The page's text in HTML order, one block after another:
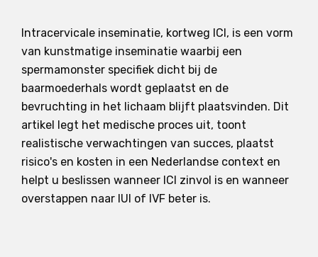
Intracervicale inseminatie, kortweg ICI, is een vorm
van kunstmatige inseminatie waarbij een
spermamonster specifiek dicht bij de
baarmoederhals wordt geplaatst en de
bevruchting in het lichaam blijft plaatsvinden. Dit
artikel legt het medische proces uit, toont
realistische verwachtingen van succes, plaatst
risico's en kosten in een Nederlandse context en
helpt u beslissen wanneer ICI zinvol is en wanneer
overstappen naar IUI of IVF beter is.